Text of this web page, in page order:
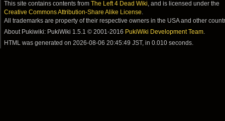
This site contains contents fromThe Left 4 Dead Wiki , and is licensed under the
Creative Commons Attribution-Share Alike License
All trademarks are property of their respective owners in the USA and other
About Pukiwiki: PukiWiki 1.5.1 © 2001-2016 PukiWiki Development Team
HTML was generated on2026-08-06 20:45:49 JST, in 0.010 seconds.